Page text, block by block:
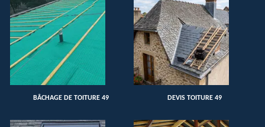
BÂCHAGE DE TOITURE 49 DEVIS TOITURE 49